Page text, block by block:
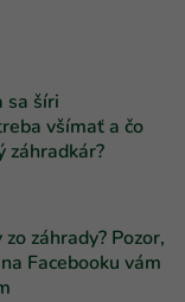
sa šíri
všímať a čo
záhradkár?
záhrady? Pozor,
Facebooku vám